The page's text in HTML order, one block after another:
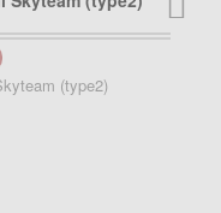
(type2)